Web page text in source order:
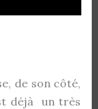
de son côté,
déjà un très